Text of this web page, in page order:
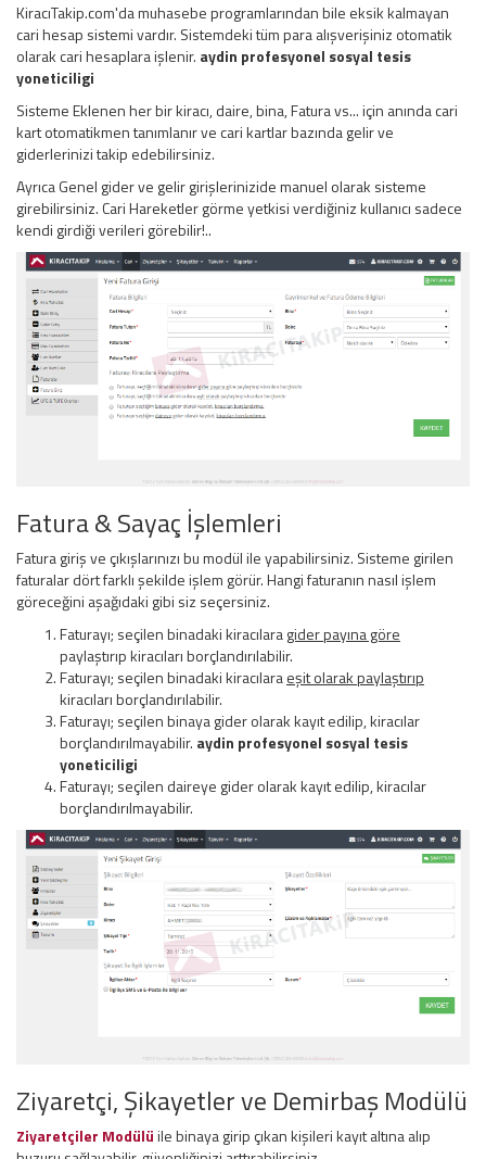
KiracıTakip.com'da muhasebe programlarından bile eksik kalmayan
cari hesap sistemi vardır. Sistemdeki tüm para alışverişiniz otomatik
olarak cari hesaplara işlenir. aydin profesyonel sosyal tesis
yoneticiligi
Sisteme Eklenen her bir kiracı, daire, bina, Fatura vs... için anında cari
kart otomatikmen tanımlanır ve cari kartlar bazında gelir ve
giderlerinizi takip edebilirsiniz.
Ayrıca Genel gider ve gelir girişlerinizide manuel olarak sisteme
girebilirsiniz. Cari Hareketler görme yetkisi verdiğiniz kullanıcı sadece
kendi girdiği verileri görebilir!..
Fatura & Sayaç İşlemleri
Fatura giriş ve çıkışlarınızı bu modül ile yapabilirsiniz. Sisteme girilen
faturalar dört farklı şekilde işlem görür. Hangi faturanın nasıl işlem
göreceğini aşağıdaki gibi siz seçersiniz.
Faturayı; seçilen binadaki kiracılaragider payına göre
paylaştırıp kiracıları borçlandırılabilir.
Faturayı; seçilen binadaki kiracılaraeşit olarak paylaştırıp
kiracıları borçlandırılabilir.
Faturayı; seçilen binaya gider olarak kayıt edilip, kiracılar
borçlandırılmayabilir. aydin profesyonel sosyal tesis
yoneticiligi
Faturayı; seçilen daireye gider olarak kayıt edilip, kiracılar
borçlandırılmayabilir.
Ziyaretçi, Şikayetler ve Demirbaş Modülü
Ziyaretçiler Modülüile binaya girip çıkan kişileri kayıt altına alıp